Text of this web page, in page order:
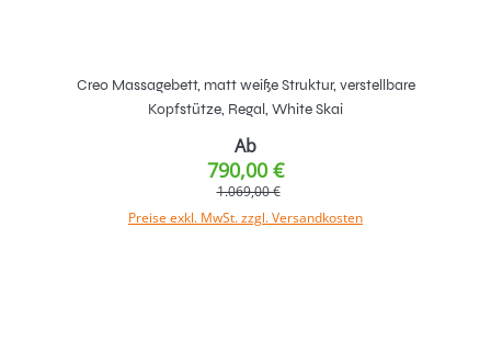
Creo Massagebett, matt weiße Struktur, verstellbare
Kopfstütze, Regal, White Skai
Ab
790,00 €
1.069,00 €
Preise exkl. MwSt. zzgl. Versandkosten